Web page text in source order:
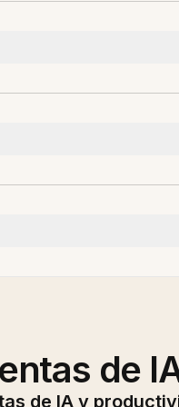
de
de IA y